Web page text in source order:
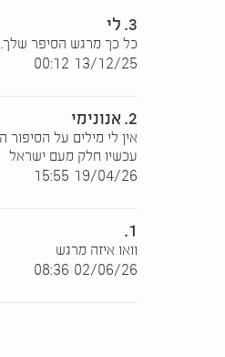
3. לי
כל כך מרגש הסיפר
13/12/25 00:12
2. אנונימי
אין לי מילים על
עכשיו חלק מעם ישראל
19/04/26 15:55
1.
וואו איזה מרגש
02/06/26 08:36